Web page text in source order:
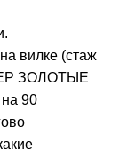
вилке (стаж
ЗОЛОТЫЕ
90